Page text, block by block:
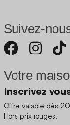
Suivez-
Votre
Inscrivez
Offre valable dès
Hors prix rouges.